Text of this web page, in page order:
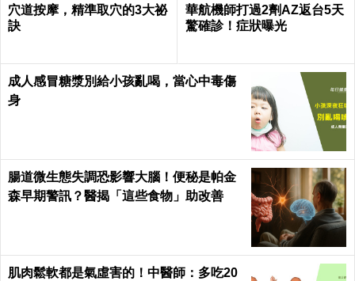
穴道按摩，精準取穴的3大祕
訣
華航機師打過2劑AZ返台5天
驚確診！症狀曝光
成人感冒糖漿別給小孩亂喝，當心中毒傷
身
腸道微生態失調恐影響大腦！便秘是帕金
森早期警訊？醫揭「這些食物」助改善
肌肉鬆軟都是氣虛害的！中醫師：多吃20